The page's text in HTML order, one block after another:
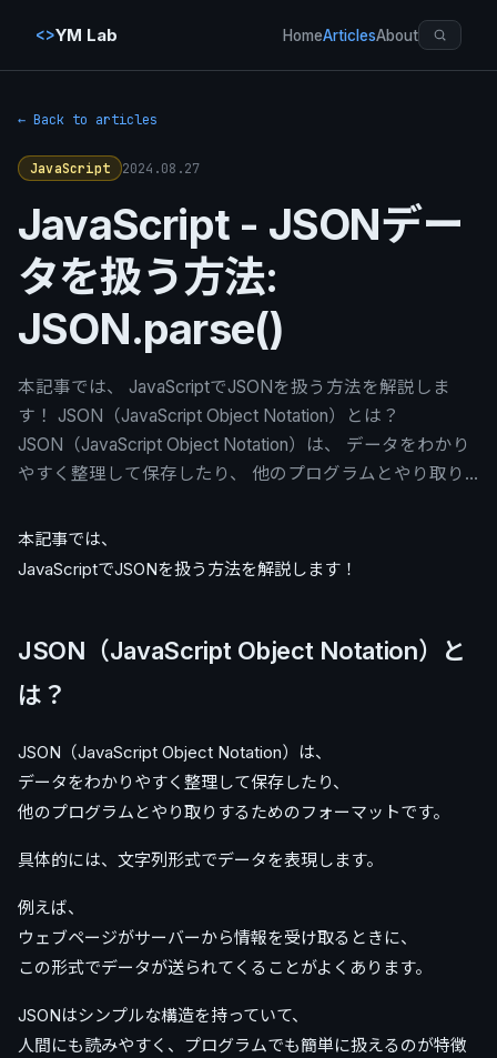
<>YM Lab HomeArticlesAbout
← Back to articles
JavaScript 2024.08.27
JavaScript - JSONデー
タを扱う方法:
JSON.parse()
本記事では、 JavaScriptでJSONを扱う方法を解説しま
す！ JSON（JavaScript Object Notation）とは？
JSON（JavaScript Object Notation）は、 データをわかり
やすく整理して保存したり、 他のプログラムとやり取り…
本記事では、
JavaScriptでJSONを扱う方法を解説します！
JSON（JavaScript Object Notation）と
は？
JSON（JavaScript Object Notation）は、
データをわかりやすく整理して保存したり、
他のプログラムとやり取りするためのフォーマットです。
具体的には、文字列形式でデータを表現します。
例えば、
ウェブページがサーバーから情報を受け取るときに、
この形式でデータが送られてくることがよくあります。
JSONはシンプルな構造を持っていて、
人間にも読みやすく、プログラムでも簡単に扱えるのが特徴